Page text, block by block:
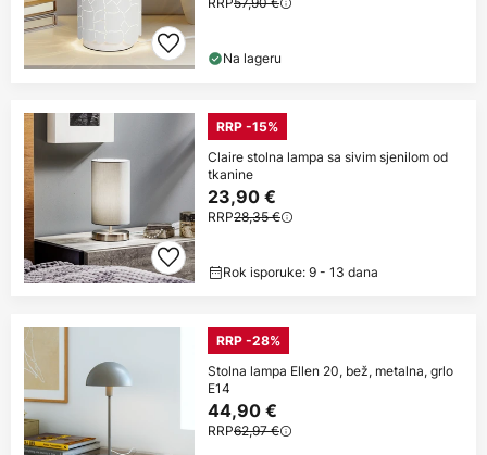
Na lageru
RRP -15%
Claire stolna lampa sa sivim sjenilom od
tkanine
23,90 €
RRP28,35 €
Rok isporuke: 9 - 13 dana
RRP -28%
Stolna lampa Ellen 20, bež, metalna, grlo
E14
44,90 €
RRP62,97 €